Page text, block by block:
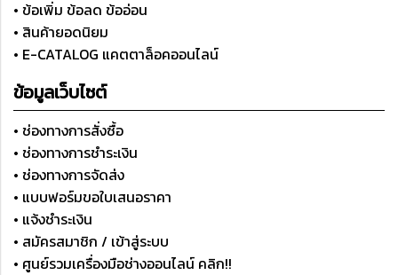
• ข้อเพิ่ม ข้อลด ข้ออ่อน
• สินค้ายอดนิยม
• E-CATALOG แคตตาล็อคออนไลน์
ข้อมูลเว็บไซต์
• ช่องทางการสั่งซื้อ
• ช่องทางการชำระเงิน
• ช่องทางการจัดส่ง
• แบบฟอร์มขอใบเสนอราคา
• แจ้งชำระเงิน
• สมัครสมาชิก / เข้าสู่ระบบ
• ศูนย์รวมเครื่องมือช่างออนไลน์ คลิก!!